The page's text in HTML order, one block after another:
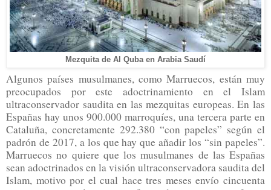
Mezquita de Al Quba en Arabia Saudí
Algunos países musulmanes, como Marruecos, están muy
preocupados por este adoctrinamiento en el Islam
ultraconservador saudita en las mezquitas europeas. En las
Españas hay unos 900.000 marroquíes, una tercera parte en
Cataluña, concretamente 292.380 “con papeles” según el
padrón de 2017, a los que hay que añadir los “sin papeles”.
Marruecos no quiere que los musulmanes de las Españas
sean adoctrinados en la visión ultraconservadora saudita del
Islam, motivo por el cual hace tres meses envío cincuenta